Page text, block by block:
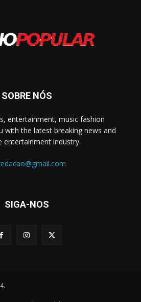
SOBRE NÓS
entertainment, music fashion
with the latest breaking news and
industry.
SIGA-NOS